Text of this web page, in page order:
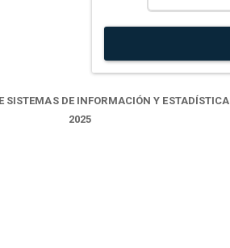
SISTEMAS DE INFORMACIÓN Y ESTADÍSTICA
2025